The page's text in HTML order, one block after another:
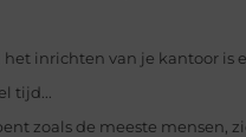
het inrichten van je kantoor is
tijd...
zoals de meeste mensen,